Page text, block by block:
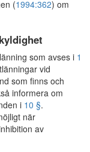
(1994:362) om
som avses i 1
vid
som finns och
informera om
i 10 §.
när
av